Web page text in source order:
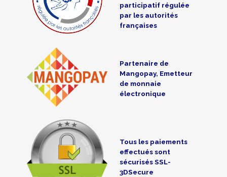
participatif régulée
par les autorités
françaises
Partenaire de
Mangopay, Emetteur
de monnaie
électronique
Tous les paiements
effectués sont
sécurisés SSL-
3DSecure